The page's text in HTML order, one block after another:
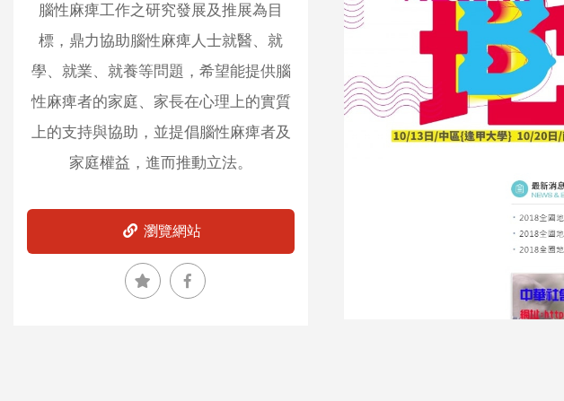
腦性麻痺工作之研究發展及推展為目
標，鼎力協助腦性麻痺人士就醫、就
學、就業、就養等問題，希望能提供腦
性麻痺者的家庭、家長在心理上的實質
上的支持與協助，並提倡腦性麻痺者及
家庭權益，進而推動立法。
瀏覽網站